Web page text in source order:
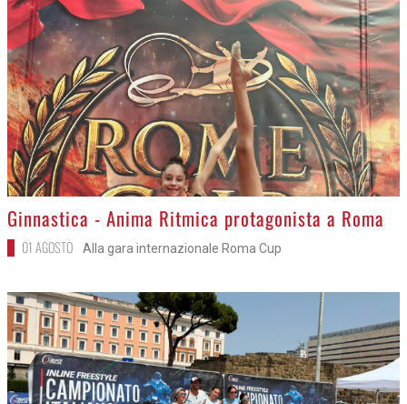
>
Ginnastica - Anima Ritmica protagonista a Roma
01 AGOSTO Alla gara internazionale Roma Cup